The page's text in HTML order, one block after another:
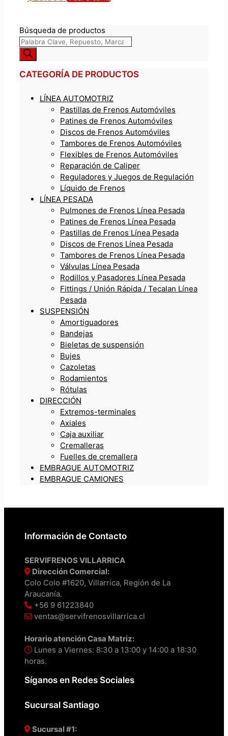
Búsqueda de productos
CATEGORÍA DE PRODUCTOS
LÍNEA AUTOMOTRIZ
Pastillas de Frenos Automóviles
Patines de Frenos Automóviles
Discos de Frenos Automóviles
Tambores de Frenos Automóviles
Flexibles de Frenos Automóviles
Reparación de Caliper
Reguladores y Juegos de Regulación
Líquido de Frenos
LÍNEA PESADA
Pulmones de Frenos Línea Pesada
Patines de Frenos Línea Pesada
Pastillas de Frenos Línea Pesada
Discos de Frenos Línea Pesada
Tambores de Frenos Línea Pesada
Válvulas Línea Pesada
Rodillos y Pasadores Línea Pesada
Fittings / Unión Rápida / Tecalan Línea
Pesada
SUSPENSIÓN
Amortiguadores
Bandejas
Bieletas de suspensión
Bujes
Cazoletas
Rodamientos
Rótulas
DIRECCIÓN
Extremos-terminales
Axiales
Caja auxiliar
Cremalleras
Fuelles de cremallera
EMBRAGUE AUTOMOTRIZ
EMBRAGUE CAMIONES
Información de Contacto
SERVIFRENOS VILLARRICA
Dirección Comercial:
Colo Colo #1620, Villarrica, Región de La
Araucanía.
+56 9 61223840
ventas@servifrenosvillarrica.cl
Horario atención Casa Matriz:
Lunes a Viernes: 8:30 a 13:00 y 14:00 a 18:30
horas.
Síganos en Redes Sociales
Sucursal Santiago
Sucursal #1: